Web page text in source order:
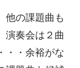
他の課題曲も
演奏会は２曲
・・余裕がな